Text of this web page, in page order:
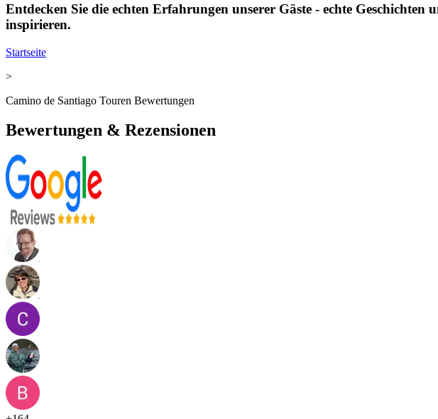
Entdecken Sie die echten Erfahrungen unserer Gäste - echte
inspirieren.
Startseite
>
Camino de Santiago Touren Bewertungen
Bewertungen & Rezensionen